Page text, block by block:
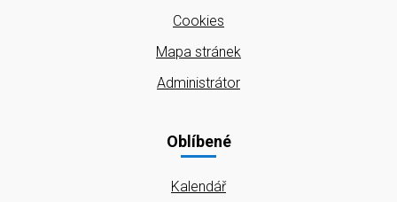
Cookies
Mapa stránek
Administrátor
Oblíbené
Kalendář